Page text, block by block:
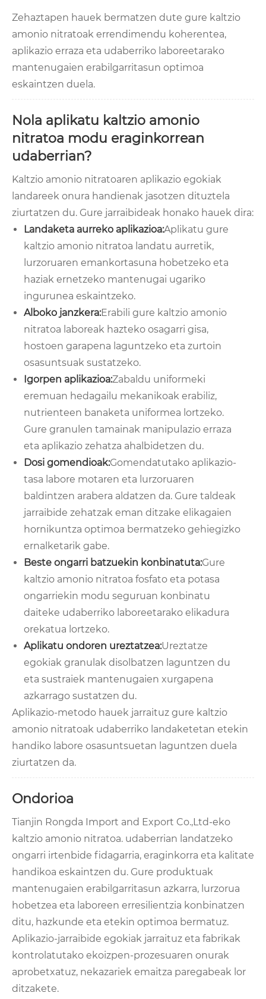
Zehaztapen hauek bermatzen dute gure kaltzio
amonio nitratoak errendimendu koherentea,
aplikazio erraza eta udaberriko laboreetarako
mantenugaien erabilgarritasun optimoa
eskaintzen duela.
Nola aplikatu kaltzio amonio
nitratoa modu eraginkorrean
udaberrian?
Kaltzio amonio nitratoaren aplikazio egokiak
landareek onura handienak jasotzen dituztela
ziurtatzen du. Gure jarraibideak honako hauek dira:
Landaketa aurreko aplikazioa:Aplikatu gure
kaltzio amonio nitratoa landatu aurretik,
lurzoruaren emankortasuna hobetzeko eta
haziak ernetzeko mantenugai ugariko
ingurunea eskaintzeko.
Alboko janzkera:Erabili gure kaltzio amonio
nitratoa laboreak hazteko osagarri gisa,
hostoen garapena laguntzeko eta zurtoin
osasuntsuak sustatzeko.
Igorpen aplikazioa:Zabaldu uniformeki
eremuan hedagailu mekanikoak erabiliz,
nutrienteen banaketa uniformea ​​lortzeko.
Gure granulen tamainak manipulazio erraza
eta aplikazio zehatza ahalbidetzen du.
Dosi gomendioak:Gomendatutako aplikazio-
tasa labore motaren eta lurzoruaren
baldintzen arabera aldatzen da. Gure taldeak
jarraibide zehatzak eman ditzake elikagaien
hornikuntza optimoa bermatzeko gehiegizko
ernalketarik gabe.
Beste ongarri batzuekin konbinatuta:Gure
kaltzio amonio nitratoa fosfato eta potasa
ongarriekin modu seguruan konbinatu
daiteke udaberriko laboreetarako elikadura
orekatua lortzeko.
Aplikatu ondoren ureztatzea:Ureztatze
egokiak granulak disolbatzen laguntzen du
eta sustraiek mantenugaien xurgapena
azkarrago sustatzen du.
Aplikazio-metodo hauek jarraituz gure kaltzio
amonio nitratoak udaberriko landaketetan etekin
handiko labore osasuntsuetan laguntzen duela
ziurtatzen da.
Ondorioa
Tianjin Rongda Import and Export Co.,Ltd-eko
kaltzio amonio nitratoa. udaberrian landatzeko
ongarri irtenbide fidagarria, eraginkorra eta kalitate
handikoa eskaintzen du. Gure produktuak
mantenugaien erabilgarritasun azkarra, lurzorua
hobetzea eta laboreen erresilientzia konbinatzen
ditu, hazkunde eta etekin optimoa bermatuz.
Aplikazio-jarraibide egokiak jarraituz eta fabrikak
kontrolatutako ekoizpen-prozesuaren onurak
aprobetxatuz, nekazariek emaitza paregabeak lor
ditzakete.